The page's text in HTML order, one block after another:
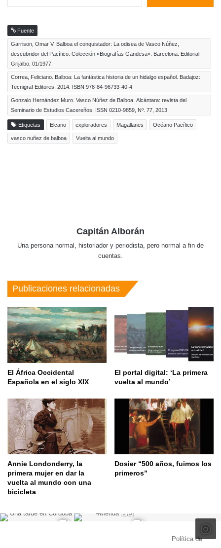
Fuente
Garrison, Omar V. Balboa el conquistador: La odisea de Vasco Núñez,
descubridor del Pacífico. Colección «Biografías Gandesa». Barcelona: Editorial
Grijalbo, 01/1977.
Correa, Feliciano. Balboa: La fantástica historia de un hidalgo español. Badajoz:
Tecnigraf Editores, 2014. ISBN 978-84-96733-40-4
Gonzalo Hernández Muro. Vasco Núñez de Balboa. Alcántara: revista del
Seminario de Estudios Cacereños, ISSN 0210-9859, Nº. 77, 2013
Etiquetas Elcano exploradores Magallanes Océano Pacífico
vasco nuñez de balboa Vuelta al mundo
Capitán Alborán
Una persona normal, historiador y periodista, pero normal a fin de
cuentas.
Publicaciones relacionadas
El África Occidental
Española en el siglo XIX
El portal digital: ‘La primera
vuelta al mundo’
Annie Londonderry, la
primera mujer en dar la
vuelta al mundo con una
bicicleta
Dosier “500 años, fuimos los
primeros”
Política de